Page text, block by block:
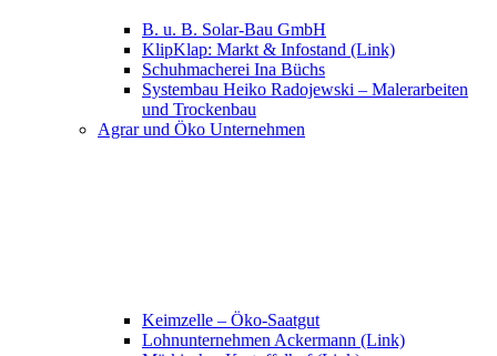
B. u. B. Solar-Bau GmbH
KlipKlap: Markt & Infostand (Link)
Schuhmacherei Ina Büchs
Systembau Heiko Radojewski – Malerarbeiten
und Trockenbau
Agrar und Öko Unternehmen
Keimzelle – Öko-Saatgut
Lohnunternehmen Ackermann (Link)